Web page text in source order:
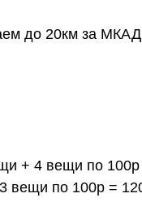
до 20км за
+ 4 вещи по
вещи по 100р =